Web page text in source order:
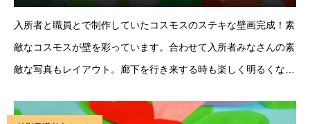
入所者と職員とで制作していたコスモスのステキな壁画完成！素
敵なコスモスが壁を彩っています。合わせて入所者みなさんの素
敵な写真もレイアウト。廊下を行き来する時も楽しく明るくなり
す。 『満開』